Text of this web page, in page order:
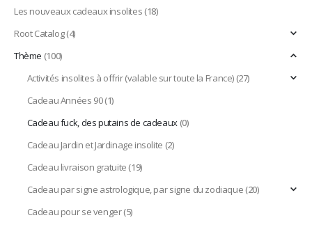
Les nouveaux cadeaux insolites(18)
Root Catalog(4)
Thème (100)
Activités insolites à offrir (valable sur toute la France)(27)
Cadeau Années 90(1)
Cadeau fuck, des putains de cadeaux(0)
Cadeau Jardin et Jardinage insolite (2)
Cadeau livraison gratuite(19)
Cadeau par signe astrologique, par signe du zodiaque(20)
Cadeau pour se venger(5)